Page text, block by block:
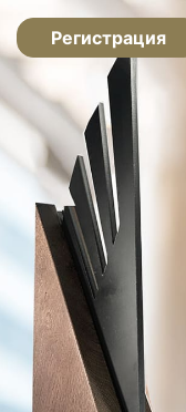
Регистрация